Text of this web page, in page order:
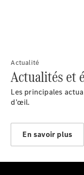
Notre
Groupe
Score
Actualité
Actualités et
Les principales
d’œil.
En savoir plus